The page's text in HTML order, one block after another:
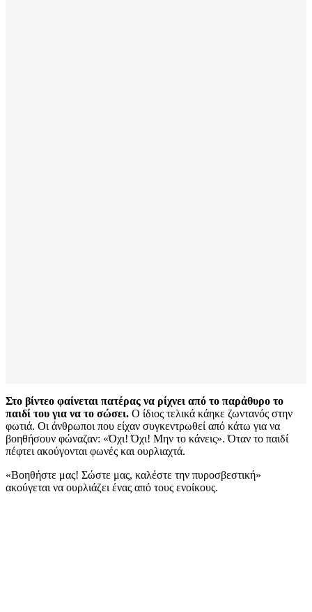
Στο βίντεο φαίνεται πατέρας να ρίχνει από το παράθυρο το
παιδί του για να το σώσει. Ο ίδιος τελικά κάηκε ζωντανός στην
φωτιά. Οι άνθρωποι που είχαν συγκεντρωθεί από κάτω για να
βοηθήσουν φώναζαν: «Όχι! Όχι! Μην το κάνεις». Όταν το παιδί
πέφτει ακούγονται φωνές και ουρλιαχτά.
«Βοηθήστε μας! Σώστε μας, καλέστε την πυροσβεστική»
ακούγεται να ουρλιάζει ένας από τους ενοίκους.